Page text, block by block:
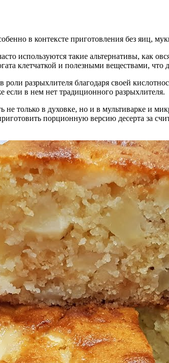
в контексте приготовления без яиц,
используются такие альтернативы, как
клетчаткой и полезными веществами, что
разрыхлителя благодаря своей
если в нем нет традиционного разрыхлителя.
только в духовке, но и в мультиварке и
порционную версию десерта за